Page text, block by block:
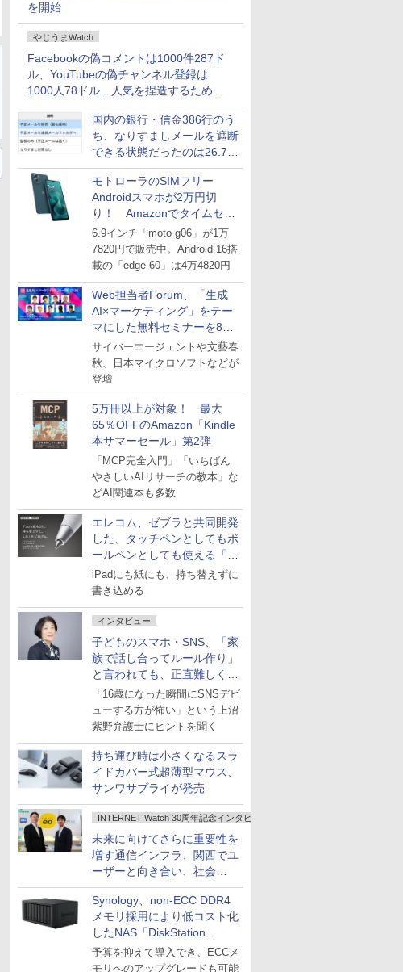
を開始
やじうまWatch
Facebookの偽コメントは1000件287ド
ル、YouTubeの偽チャンネル登録は
1000人78ドル…人気を捏造するための
価格リストが公開中
国内の銀行・信金386行のう
ち、なりすましメールを遮断
できる状態だったのは26.7％
にとどまる～GMOブランド
セキュリティ調査
モトローラのSIMフリー
Androidスマホが2万円切
り！ Amazonでタイムセー
ル
6.9インチ「moto g06」が1万
7820円で販売中。Android 16搭
載の「edge 60」は4万4820円
Web担当者Forum、「生成
AI×マーケティング」をテー
マにした無料セミナーを8月
27日にオンライン開催
サイバーエージェントや文藝春
秋、日本マイクロソフトなどが
登壇
5万冊以上が対象！ 最大
65％OFFのAmazon「Kindle
本サマーセール」第2弾
「MCP完全入門」「いちばん
やさしいAIリサーチの教本」な
どAI関連本も多数
エレコム、ゼブラと共同開発
した、タッチペンとしてもボ
ールペンとしても使える「ス
タイラスツーウェイ」発売
iPadにも紙にも、持ち替えずに
書き込める
インタビュー
子どものスマホ・SNS、「家
族で話し合ってルール作り」
と言われても、正直難しくな
いですか？
「16歳になった瞬間にSNSデビ
ューする方が怖い」という上沼
紫野弁護士にヒントを聞く
持ち運び時は小さくなるスラ
イドカバー式超薄型マウス、
サンワサプライが発売
INTERNET Watch 30周年記念インタビュー
未来に向けてさらに重要性を
増す通信インフラ、関西でユ
ーザーと向き合い、社会
の“あたらしい”を起動し続け
る～オプテージ
Synology、non-ECC DDR4
メモリ採用により低コスト化
したNAS「DiskStation
neo+」シリーズ
予算を抑えて導入でき、ECCメ
モリへのアップグレードも可能